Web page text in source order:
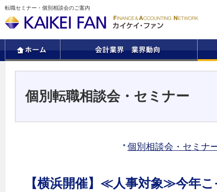
転職セミナー・個別相談会のご案内
個別転職相談会・セミナー
個別相談会・セミナ
【横浜開催】≪人事対象≫今年こ